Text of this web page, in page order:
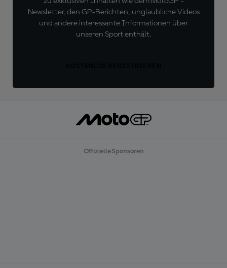
Newsletter, den GP-Berichten, unglaubliche Videos
und andere interessante Informationen über
unseren Sport enthält.
Offizielle Sponsoren